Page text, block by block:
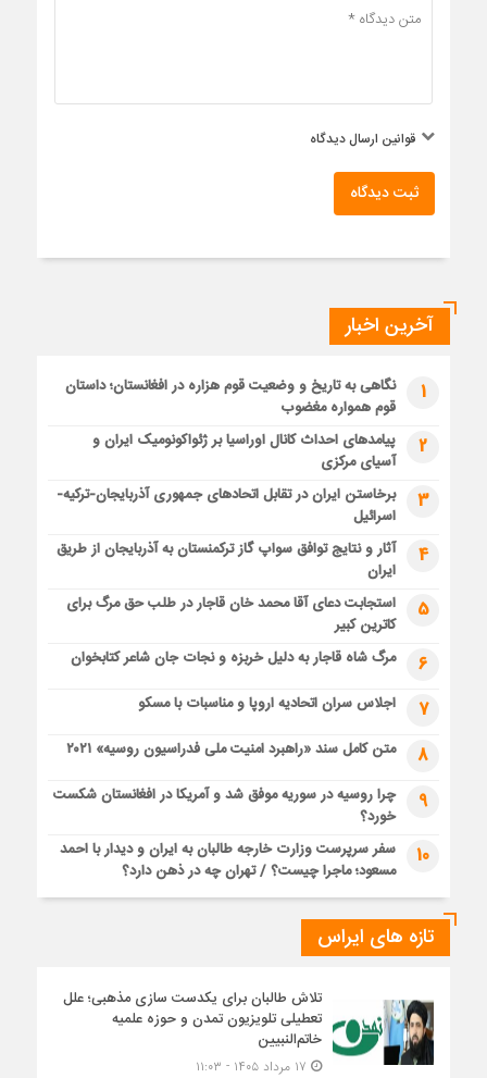
قوانین ارسال دیدگاه
ثبت دیدگاه
آخرین اخبار
1
نگاهی به تاریخ و وضعیت قوم هزاره در افغانستان؛ داستان
قوم همواره مغضوب
2
پیامدهای احداث کانال اوراسیا بر ژئواکونومیک ایران و
آسیای مرکزی
3
برخاستن ایران در تقابل اتحادهای جمهوری آذربایجان-ترکیه-
اسرائیل
4
آثار و نتایج توافق سواپ گاز ترکمنستان به آذربایجان از طریق
ایران
5
استجابت دعای آقا محمد خان قاجار در طلب حق مرگ برای
کاترین کبیر
6 مرگ شاه قاجار به دلیل خربزه و نجات جان شاعر کتابخوان
7 اجلاس سران اتحادیه اروپا و مناسبات با مسکو
8 متن کامل سند «راهبرد امنیت ملی فدراسیون روسیه» ۲۰۲۱
9
چرا روسیه در سوریه موفق شد و آمریکا در افغانستان شکست
خورد؟
10
سفر سرپرست وزارت خارجه طالبان به ایران و دیدار با احمد
مسعود؛ ماجرا چیست؟ / تهران چه در ذهن دارد؟
تازه های ایراس
تلاش طالبان برای یکدست سازی مذهبی؛ علل
تعطیلی تلویزیون تمدن و حوزه علمیه
خاتم‌النبیین